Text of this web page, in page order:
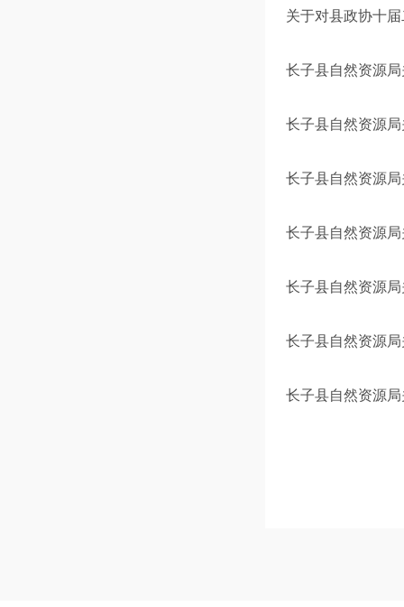
关于对县政协十
长子县自然资源
长子县自然资源
长子县自然资源
长子县自然资源
长子县自然资源
长子县自然资源
长子县自然资源